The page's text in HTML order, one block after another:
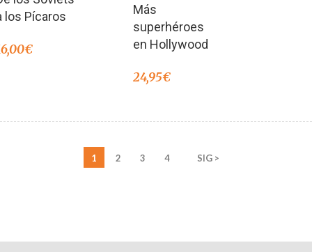
los Pícaros
€
5.00
de 5
Más
superhéroes
en Hollywood
24,95€
1 2 3 4 SIG >